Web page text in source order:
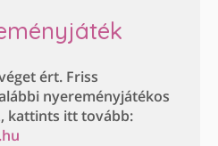
ért. Friss
nyereményjátékos
kattints itt tovább: